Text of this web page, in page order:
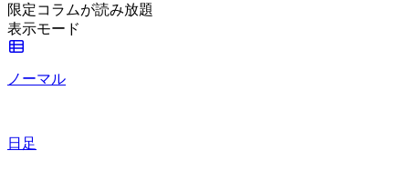
限定コラムが読み放題
表示モード
ノーマル
日足